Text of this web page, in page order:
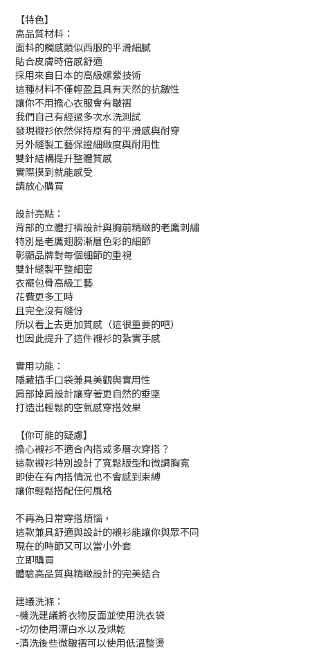
【特色】
高品質材料：
面料的觸感類似西服的平滑細膩
貼合皮膚時倍感舒適
採用來自日本的高級嫘縈技術
這種材料不僅輕盈且具有天然的抗皺性
讓你不用擔心衣服會有皺褶
我們自己有經過多次水洗測試
發現襯衫依然保持原有的平滑感與耐穿
另外縫製工藝保證細緻度與耐用性
雙針結構提升整體質感
實際摸到就能感受
請放心購買
設計亮點：
背部的立體打褶設計與胸前精緻的老鷹刺繡
特別是老鷹翅膀漸層色彩的細節
彰顯品牌對每個細節的重視
雙針縫製平整細密
衣襬包骨高級工藝
花費更多工時
且完全沒有縫份
所以看上去更加質感（這很重要的吧）
也因此提升了這件襯衫的紮實手感
實用功能：
隱藏插手口袋兼具美觀與實用性
肩部掉肩設計讓穿著更自然的垂墜
打造出輕鬆的空氣感穿搭效果
【你可能的疑慮】
擔心襯衫不適合內搭或多層次穿搭？
這款襯衫特別設計了寬鬆版型和微調胸寬
即使在有內搭情況也不會感到束縛
讓你輕鬆搭配任何風格
不再為日常穿搭煩惱，
這款兼具舒適與設計的襯衫能讓你與眾不同
現在的時節又可以當小外套
立即購買
體驗高品質與精緻設計的完美結合
建議洗滌：
-機洗建議將衣物反面並使用洗衣袋
-切勿使用漂白水以及烘乾
-清洗後些微皺褶可以使用低溫整燙